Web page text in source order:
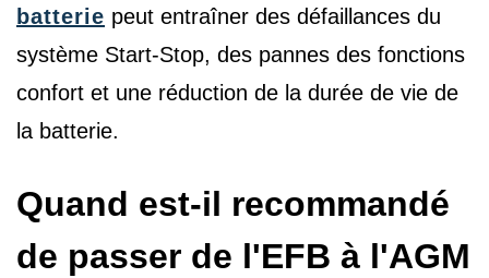
batterie peut entraîner des défaillances du
système Start-Stop, des pannes des fonctions
confort et une réduction de la durée de vie de
la batterie.
Quand est-il recommandé
de passer de l'EFB à l'AGM